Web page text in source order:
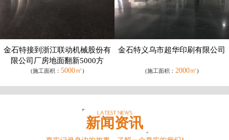
金石特接到浙江联动机械股份有
限公司厂房地面翻新5000方
(施工面积： 5000㎡)
金石特义乌市超华印刷有限公司
(施工面积： 2000㎡)
新闻资讯